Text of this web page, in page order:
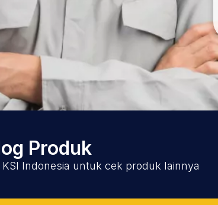
Produk
Indonesia untuk cek produk lainnya